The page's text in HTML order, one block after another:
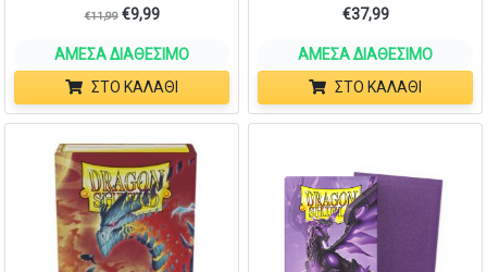
€11,99 €9,99
ΆΜΕΣΑ ΔΙΑΘΈΣΙΜΟ
ΣΤΟ ΚΑΛΆΘΙ
€37,99
ΆΜΕΣΑ ΔΙΑΘΈΣΙΜΟ
ΣΤΟ ΚΑΛΆΘΙ